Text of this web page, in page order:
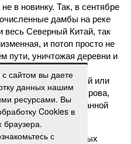
в новинку. Так, в сентябре
дамбы на реке
весь Северный Китай, так
и потоп просто не
пути, уничтожая деревни и
тыс. квадратных
Оренбургской или
остались без крова,
спровоцированной
в рейтинге стихийных
сайтом вы даете
данных нашим
ресурсами. Вы
Cookies в
браузера.
с